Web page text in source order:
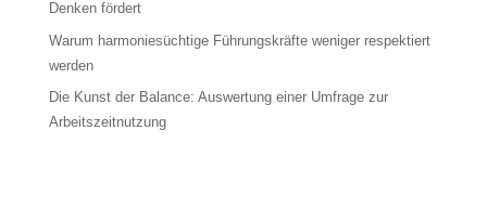
Denken fördert
Warum harmoniesüchtige Führungskräfte weniger respektiert
werden
Die Kunst der Balance: Auswertung einer Umfrage zur
Arbeitszeitnutzung